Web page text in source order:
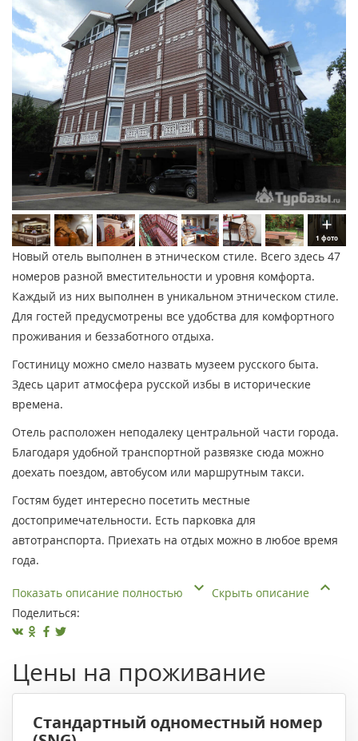
1 фото
Новый отель выполнен в этническом стиле. Всего здесь 47
номеров разной вместительности и уровня комфорта.
Каждый из них выполнен в уникальном этническом стиле.
Для гостей предусмотрены все удобства для комфортного
проживания и беззаботного отдыха.
Гостиницу можно смело назвать музеем русского быта.
Здесь царит атмосфера русской избы в исторические
времена.
Отель расположен неподалеку центральной части города.
Благодаря удобной транспортной развязке сюда можно
доехать поездом, автобусом или маршрутным такси.
Гостям будет интересно посетить местные
достопримечательности. Есть парковка для
автотранспорта. Приехать на отдых можно в любое время
года.
Показать описание полностью
Скрыть описание
Поделиться:
Цены на проживание
Стандартный одноместный номер